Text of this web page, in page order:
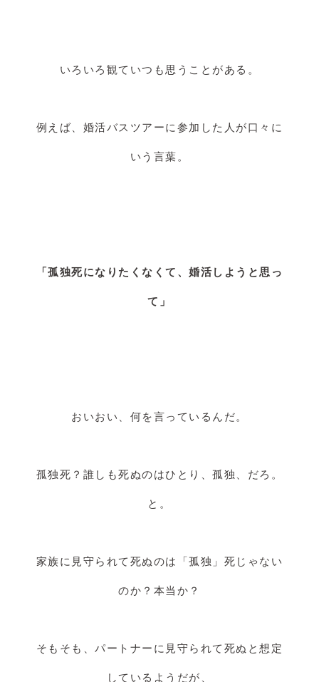
いろいろ観ていつも思うことがある。
例えば、婚活バスツアーに参加した人が口々に
いう言葉。
「孤独死になりたくなくて、婚活しようと思っ
て」
おいおい、何を言っているんだ。
孤独死？誰しも死ぬのはひとり、孤独、だろ。
と。
家族に見守られて死ぬのは「孤独」死じゃない
のか？本当か？
そもそも、パートナーに見守られて死ぬと想定
しているようだが、